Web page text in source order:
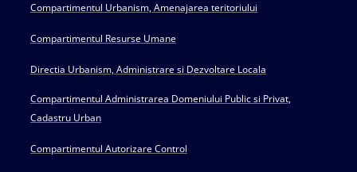
Compartimentul Urbanism, Amenajarea teritoriului
Compartimentul Resurse Umane
Directia Urbanism, Administrare si Dezvoltare Locala
Compartimentul Administrarea Domeniului Public si Privat,
Cadastru Urban
Compartimentul Autorizare Control